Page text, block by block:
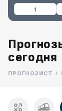
1
сегодня
ПРОГНОЗИСТ